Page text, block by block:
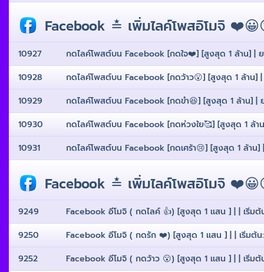
Facebook ≛ เพิ่มไลค์โพสอิโมจิ
10927
กดไลค์โพสต์บน Facebook [กดใจ❤️] [สูงสุด 1 ล้าน] | ย
10928
กดไลค์โพสต์บน Facebook [กดว้าว😮] [สูงสุด 1 ล้าน] |
10929
กดไลค์โพสต์บน Facebook [กดขำ😆] [สูงสุด 1 ล้าน] |
10930
กดไลค์โพสต์บน Facebook [กดห่วงใย🥰] [สูงสุด 1 ล้า
10931
กดไลค์โพสต์บน Facebook [กดเศร้า😢] [สูงสุด 1 ล้าน]
Facebook ≛ เพิ่มไลค์โพสอิโมจิ
9249
Facebook อีโมจิ ( กดไลค์ 👍) [สูงสุด 1 เเสน ] | | เริ่ม
9250
Facebook อีโมจิ ( กดรัก ❤️) [สูงสุด 1 เเสน ] | | เริ่มต้
9252
Facebook อีโมจิ ( กดว้าว 😮) [สูงสุด 1 เเสน ] | | เริ่ม